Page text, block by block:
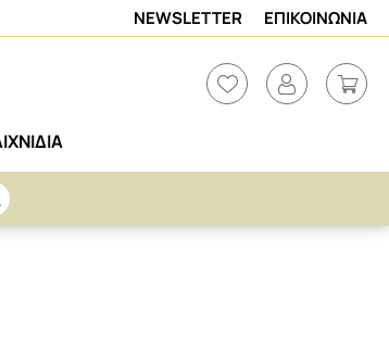
NEWSLETTER ΕΠΙΚΟΙΝΩΝΙΑ